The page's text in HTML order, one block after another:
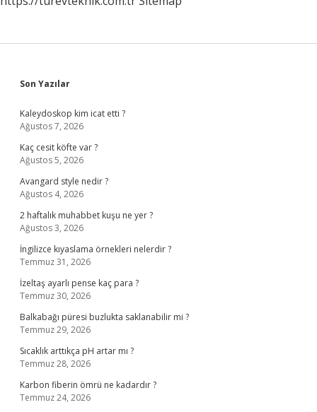
Sidebar
Son Yazılar
Kaleydoskop kim icat etti ?
Ağustos 7, 2026
Kaç cesit köfte var ?
Ağustos 5, 2026
Avangard style nedir ?
Ağustos 4, 2026
2 haftalık muhabbet kuşu ne yer ?
Ağustos 3, 2026
İngilizce kıyaslama örnekleri nelerdir ?
Temmuz 31, 2026
İzeltaş ayarlı pense kaç para ?
Temmuz 30, 2026
Balkabağı püresi buzlukta saklanabilir mi ?
Temmuz 29, 2026
Sıcaklık arttıkça pH artar mı ?
Temmuz 28, 2026
Karbon fiberin ömrü ne kadardır ?
Temmuz 24, 2026